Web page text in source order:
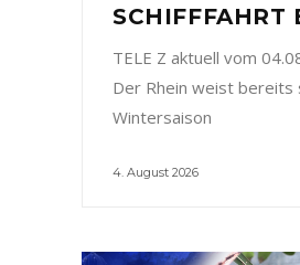
SCHIFFFAHRT
TELE Z aktuell vom
Der Rhein weist bereits
Wintersaison
4. August 2026